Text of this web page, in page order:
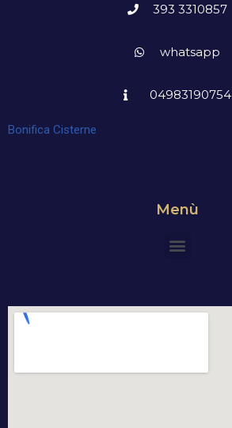
393 3310857
whatsapp
04983190754
Bonifica Cisterne
Menù